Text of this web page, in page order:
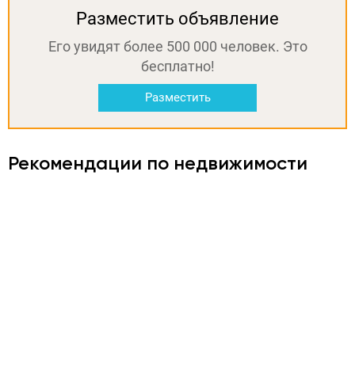
Разместить объявление
Его увидят более 500 000 человек. Это
бесплатно!
Разместить
Рекомендации по недвижимости